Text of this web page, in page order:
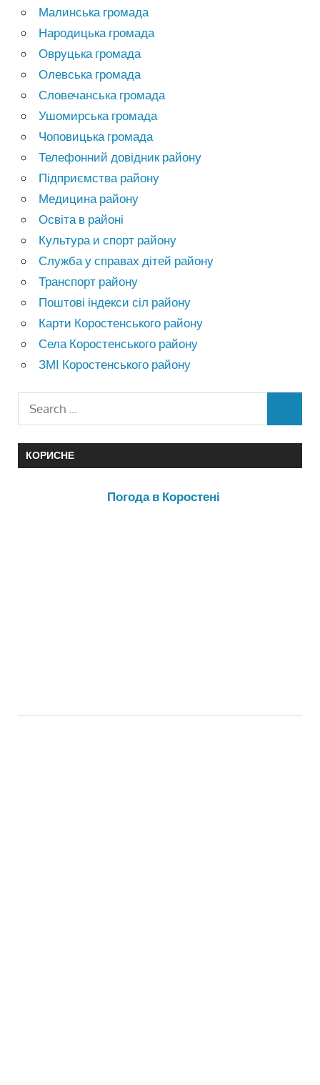
Малинська громада
Народицька громада
Овруцька громада
Олевська громада
Словечанська громада
Ушомирська громада
Чоповицька громада
Телефонний довідник району
Підприємства району
Медицина району
Освіта в районі
Культура и спорт району
Служба у справах дітей району
Транспорт району
Поштові індекси сіл району
Карти Коростенського району
Села Коростенського району
ЗМІ Коростенського району
КОРИСНЕ
Погода в Коростені